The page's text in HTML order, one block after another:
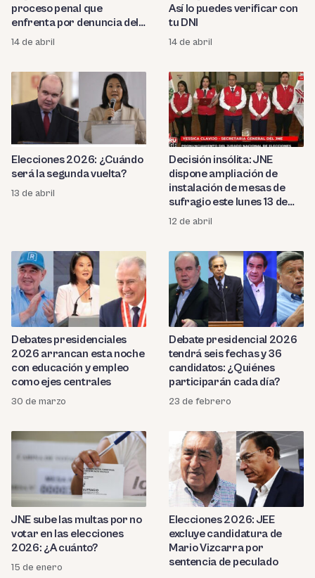
proceso penal que
enfrenta por denuncia del
JNE
14 de abril
Así lo puedes verificar con
tu DNI
14 de abril
Elecciones 2026: ¿Cuándo
será la segunda vuelta?
13 de abril
Decisión insólita: JNE
dispone ampliación de
instalación de mesas de
sufragio este lunes 13 de
abril
12 de abril
Debates presidenciales
2026 arrancan esta noche
con educación y empleo
como ejes centrales
30 de marzo
Debate presidencial 2026
tendrá seis fechas y 36
candidatos: ¿Quiénes
participarán cada día?
23 de febrero
JNE sube las multas por no
votar en las elecciones
2026: ¿A cuánto?
15 de enero
Elecciones 2026: JEE
excluye candidatura de
Mario Vizcarra por
sentencia de peculado